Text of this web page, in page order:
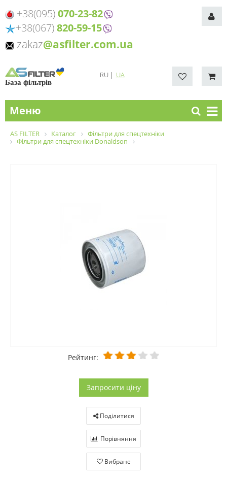
+38(095)070-23-82
+38(067)820-59-15
zakaz@asfilter.com.ua
База фільтрів
RU | UA
Меню
AS FILTER Каталог
Фільтри для спецтехніки
Фільтри для спецтехніки Donaldson
Рейтинг:
Запросити ціну
Поділитися
Порівняння
Вибране